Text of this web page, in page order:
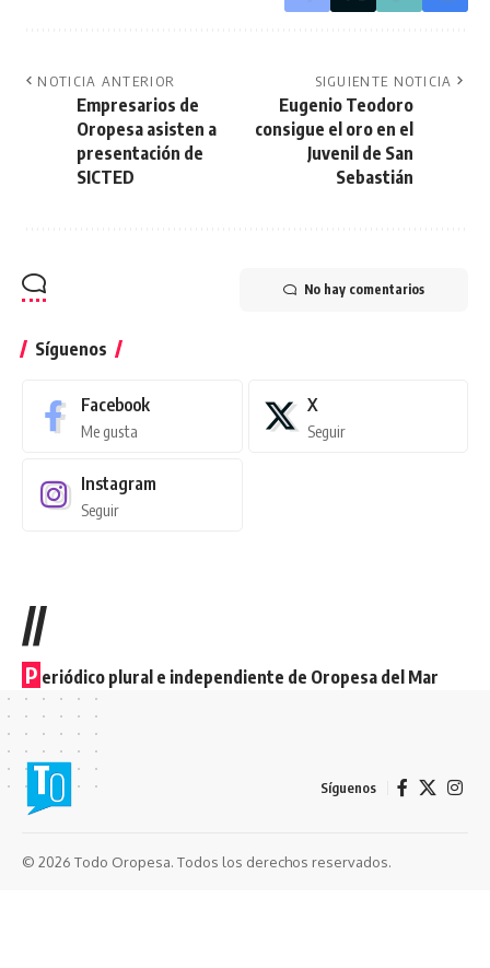
NOTICIA ANTERIOR
Empresarios de
Oropesa asisten a
presentación de
SICTED
SIGUIENTE NOTICIA
Eugenio Teodoro
consigue el oro en el
Juvenil de San
Sebastián
No hay comentarios
Síguenos
Facebook
Me gusta
X
Seguir
Instagram
Seguir
//
P eriódico plural e independiente de Oropesa del Mar
Síguenos
© 2026 Todo Oropesa. Todos los derechos reservados.